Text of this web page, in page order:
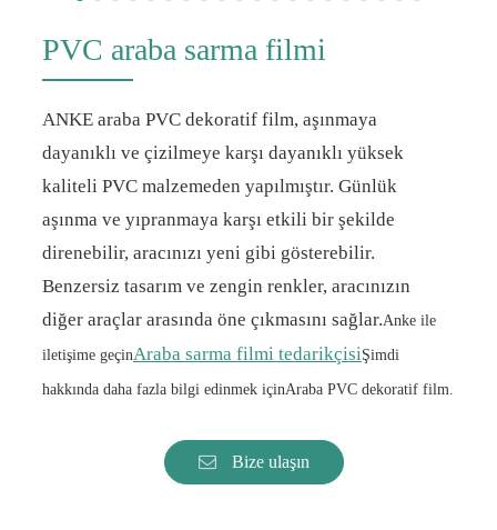
PVC araba sarma filmi
ANKE araba PVC dekoratif film, aşınmaya
dayanıklı ve çizilmeye karşı dayanıklı yüksek
kaliteli PVC malzemeden yapılmıştır. Günlük
aşınma ve yıpranmaya karşı etkili bir şekilde
direnebilir, aracınızı yeni gibi gösterebilir.
Benzersiz tasarım ve zengin renkler, aracınızın
diğer araçlar arasında öne çıkmasını sağlar.Anke ile
iletişime geçinAraba sarma filmi tedarikçisiŞimdi
hakkında daha fazla bilgi edinmek içinAraba PVC dekoratif film.
Bize ulaşın